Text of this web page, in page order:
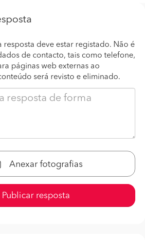
resposta deve estar registado. Não é
de contacto, tais como telefone,
páginas web externas ao
será revisto e eliminado.
Anexar fotografias
Publicar resposta